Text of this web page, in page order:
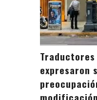
expresaron